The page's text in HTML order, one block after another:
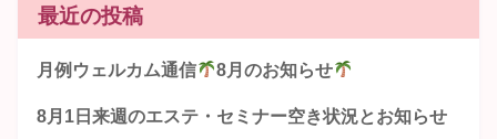
最近の投稿
月例ウェルカム通信 8月のお知らせ
8月1日来週のエステ・セミナー空き状況とお知らせ